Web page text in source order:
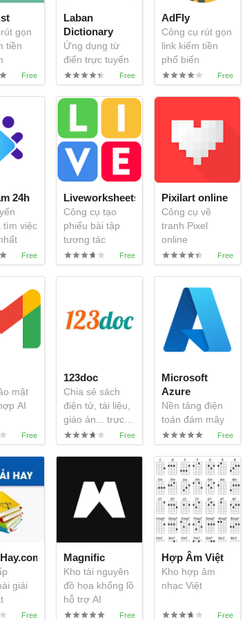
gọn
tiền
Laban
Dictionary
Ứng dụng từ
điển trực tuyến
miễn phí
AdFly
Công cụ rút gọn
link kiếm tiền
phổ biến
24h
tìm việc
Liveworksheets
Công cụ tạo
phiếu bài tập
tương tác
Pixilart online
Công cụ vẽ
tranh Pixel
online
mật
AI
123doc
Chia sẻ sách
điện tử, tài liệu,
giáo án... trực
tuyến
Microsoft
Azure
Nền tảng điện
toán đám mây
của Microsoft
giải
Magnific
Kho tài nguyên
đồ họa khổng lồ
hỗ trợ AI
Hợp Âm Việt
Kho hợp âm
nhạc Việt